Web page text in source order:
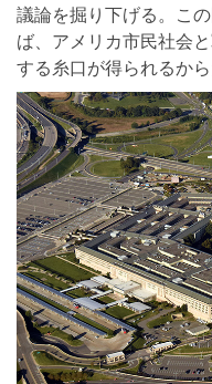
議論を掘り下げる。こ
ば、アメリカ市民社会
する糸口が得られるから